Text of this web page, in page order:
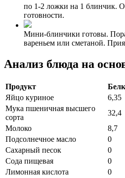
по 1-2 ложки на 1 блинчик.
готовности.
Мини-блинчики готовы.
вареньем или сметаной.
Анализ блюда на
Продукт
Яйцо куриное
6,35
Мука пшеничная высшего
сорта
32,4
Молоко
8,7
Подсолнечное масло
0
Сахарный песок
0
Сода пищевая
0
Лимонная кислота
0